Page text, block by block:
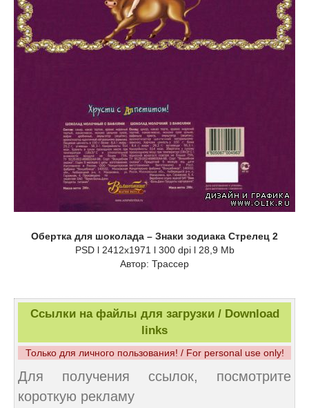
Обертка для шоколада – Знаки зодиака Стрелец 2
PSD l 2412x1971 l 300 dpi l 28,9 Mb
Автор: Трассер
Ссылки на файлы для загрузки / Download
links
Только для личного пользования! / For personal use only!
Для получения ссылок, посмотрите
короткую рекламу